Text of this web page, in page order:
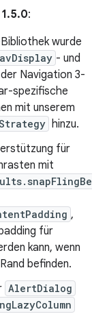
:
wurde
- und
Navigation 3-
spezifische
mit unserem
hinzu.
für
mit
,
für
kann, wenn
befinden.
AlertDialog